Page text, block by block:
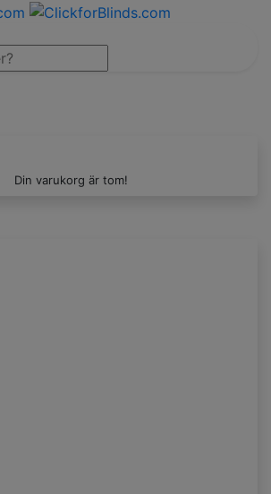
Din varukorg är tom!